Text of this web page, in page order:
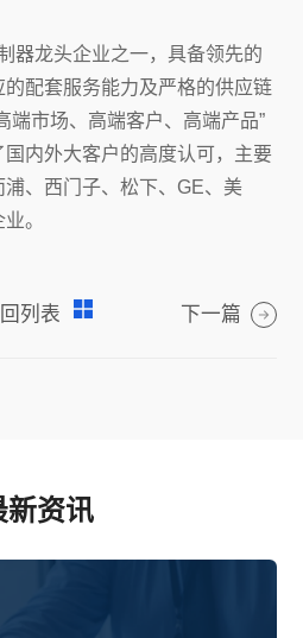
龙头企业之一，具备领先的
配套服务能力及严格的供应链
端市场、高端客户、高端产品”
内外大客户的高度认可，主要
、西门子、松下、GE、美
。
列表 下一篇
新资讯